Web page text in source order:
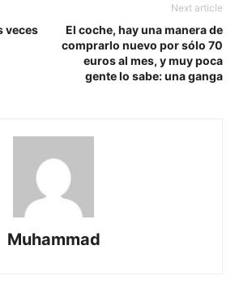
veces
Next article
El coche, hay una manera de
comprarlo nuevo por sólo 70
euros al mes, y muy poca
gente lo sabe: una ganga
Muhammad